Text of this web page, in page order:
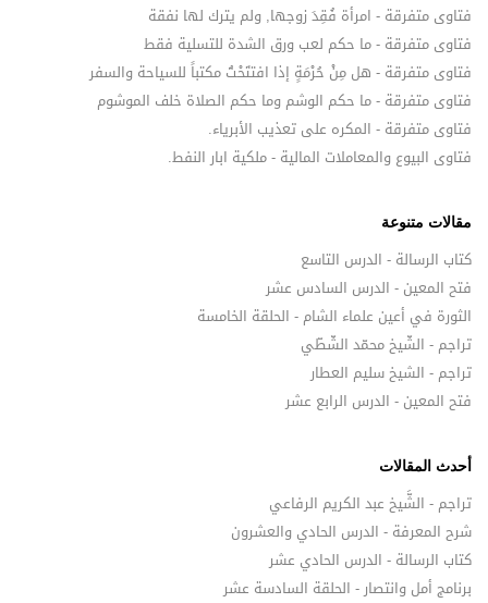
فتاوى متفرقة - امرأة فُقِدَ زوجها, ولم يترك لها نفقة
فتاوى متفرقة - ما حكم لعب ورق الشدة للتسلية فقط
فتاوى متفرقة - هل مِنْ حُرْمَةٍ إذا افتتَحْتُ مكتباً للسياحة والسفر
فتاوى متفرقة - ما حكم الوشم وما حكم الصلاة خلف الموشوم
فتاوى متفرقة - المكره على تعذيب الأبرياء.
فتاوى البيوع والمعاملات المالية - ملكية ابار النفط.
مقالات متنوعة
كتاب الرسالة - الدرس التاسع
فتح المعين - الدرس السادس عشر
الثورة في أعين علماء الشام - الحلقة الخامسة
تراجم - الشّيخ محمّد الشّطّي
تراجم - الشيخ سليم العطار
فتح المعين - الدرس الرابع عشر
أحدث المقالات
تراجم - الشَّيخ عبد الكريم الرفاعي
شرح المعرفة - الدرس الحادي والعشرون
كتاب الرسالة - الدرس الحادي عشر
برنامج أمل وانتصار - الحلقة السادسة عشر